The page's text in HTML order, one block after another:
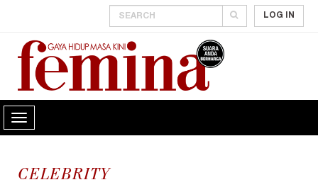
LOG IN
CELEBRITY